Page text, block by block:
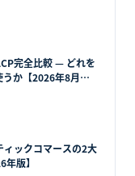
完全比較 — どれを
か【2026年8月最
ックコマースの2大
版】